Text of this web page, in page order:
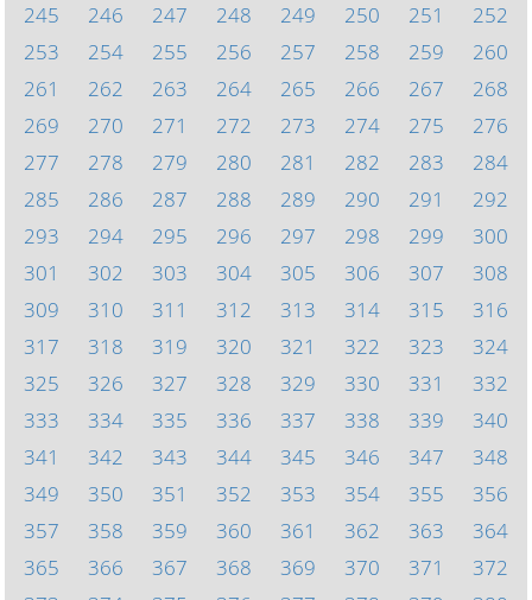
245
246 247 248 249 250 251
252
253
254 255 256 257 258 259
260
261
262 263 264 265 266 267
268
269
270 271 272 273 274 275
276
277
278 279 280 281 282 283
284
285
286 287 288 289 290 291
292
293
294 295 296 297 298 299
300
301
302 303 304 305 306 307
308
309
310 311 312 313 314 315
316
317
318 319 320 321 322 323
324
325
326 327 328 329 330 331
332
333
334 335 336 337 338 339
340
341
342 343 344 345 346 347
348
349
350 351 352 353 354 355
356
357
358 359 360 361 362 363
364
365
366 367 368 369 370 371
372